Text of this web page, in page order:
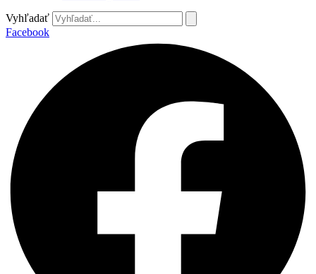
Vyhľadať
Facebook